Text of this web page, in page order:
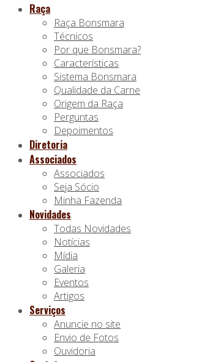
Raça
Raça Bonsmara
Técnicos
Por que Bonsmara?
Características
Sistema Bonsmara
Qualidade da Carne
Origem da Raça
Perguntas
Depoimentos
Diretoria
Associados
Associados
Seja Sócio
Minha Fazenda
Novidades
Todas Novidades
Notícias
Mídia
Galeria
Eventos
Artigos
Serviços
Anuncie no site
Envio de Fotos
Ouvidoria